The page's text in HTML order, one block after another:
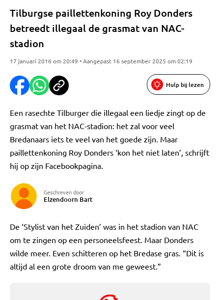
Tilburgse paillettenkoning Roy Donders
betreedt illegaal de grasmat van NAC-
stadion
17 januari 2016 om 20:49 • Aangepast 16 september 2025 om 02:19
Hulp bij lezen
Een rasechte Tilburger die illegaal een liedje zingt op de
grasmat van het NAC-stadion: het zal voor veel
Bredanaars iets te veel van het goede zijn. Maar
paillettenkoning Roy Donders ‘kon het niet laten’, schrijft
hij op zijn Facebookpagina.
Geschreven door
Elzendoorn Bart
De ‘Stylist van het Zuiden’ was in het stadion van NAC
om te zingen op een personeelsfeest. Maar Donders
wilde meer. Even schitteren op het Bredase gras. “Dit is
altijd al een grote droom van me geweest.”